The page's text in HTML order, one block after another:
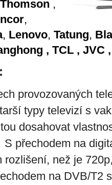
Thomson ,
,
, Lenovo, Tatung,
, TCL , JVC
provozovaných
typy televizí s
dosahovat
přechodem na
než je
na DVB/T2